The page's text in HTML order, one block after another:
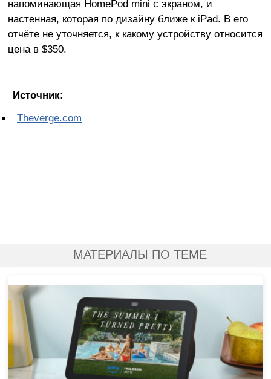
напоминающая HomePod mini с экраном, и
настенная, которая по дизайну ближе к iPad. В его
отчёте не уточняется, к какому устройству относится
цена в $350.
Источник:
Theverge.com
МАТЕРИАЛЫ ПО ТЕМЕ